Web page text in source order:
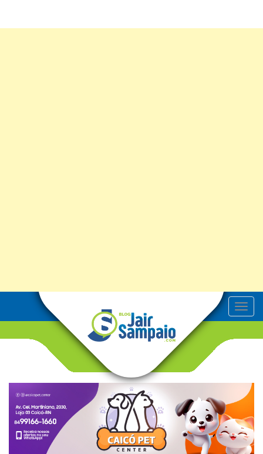
T
o
v
g
t
i
o
n